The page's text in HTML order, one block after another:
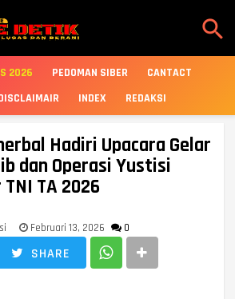

2026 PEDOMAN SIBER
CANTACT
INDEX REDAKSI
Hadiri Upacara Gelar
dan Operasi Yustisi
TA 2026
Februari 13, 2026 0
SHARE